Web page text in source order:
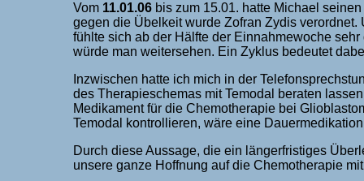
Vom 11.01.06 bis zum 15.01. hatte Michael
gegen die Übelkeit wurde Zofran Zydis
fühlte sich ab der Hälfte der Einnahmewoche
würde man weitersehen. Ein Zyklus bedeutet
Inzwischen hatte ich mich in der
des Therapieschemas mit Temodal beraten
Medikament für die Chemotherapie bei
Temodal kontrollieren, wäre eine
Durch diese Aussage, die ein längerfristiges
unsere ganze Hoffnung auf die Chemotherapie